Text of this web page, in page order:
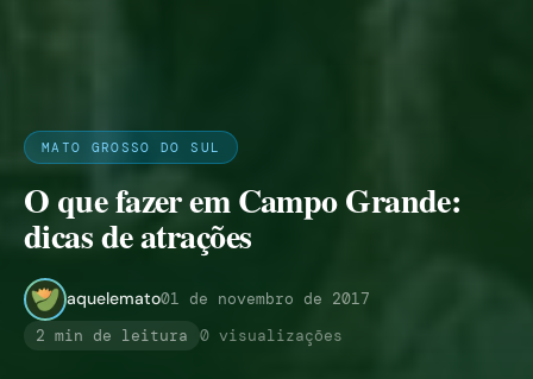
MATO GROSSO DO SUL
O que fazer em Campo Grande:
dicas de atrações
aquelemato01 de novembro de 2017
2 min de leitura
0 visualizações